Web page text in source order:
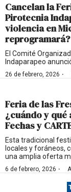
Cancelan la
Pirotecnia
violencia en
reprogramará?
El Comité
Indaparapeo
26 de febrero, 2026 ·
Feria de las
¿cuándo y
Fechas y
Esta tradicional
locales y foráneos,
una amplia oferta
6 de febrero, 2026 ·